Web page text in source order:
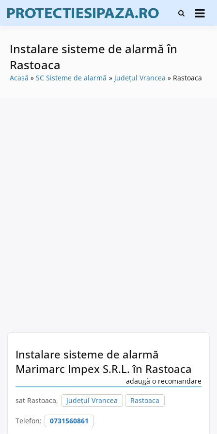
content
Firme de
protecție și
sisteme de
alarmare și
Instalare sisteme de alarmă în
Rastoaca
Acasă SC Sisteme de alarmă Județul Vrancea Rastoaca
Instalare sisteme de alarmă
Marimarc Impex S.R.L. în Rastoaca
adaugă o recomandare
sat Rastoaca, Județul Vrancea Rastoaca
Telefon: 0731560861